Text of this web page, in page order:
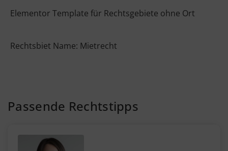
Elementor Template für Rechtsgebiete ohne Ort
Rechtsbiet Name: Mietrecht
Passende Rechtstipps